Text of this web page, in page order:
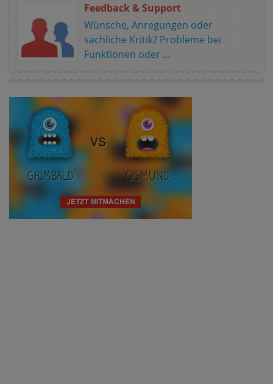
Feedback & Support
Wünsche, Anregungen oder
sachliche Kritik? Probleme bei
Funktionen oder ...